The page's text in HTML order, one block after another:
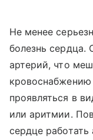
Не менее
болезнь сердца.
артерий, что
проявляться в
или аритмии.
сердце работать